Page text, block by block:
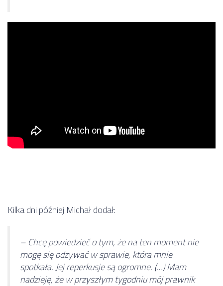
Kilka dni później Michał dodał:
– Chcę powiedzieć o tym, że na ten moment nie
mogę się odzywać w sprawie, która mnie
spotkała. Jej reperkusje są ogromne. (…) Mam
nadzieję, że w przyszłym tygodniu mój prawnik